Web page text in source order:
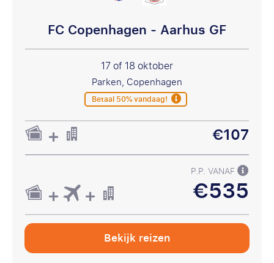
FC Copenhagen - Aarhus GF
17 of 18 oktober
Parken, Copenhagen
Betaal 50% vandaag!
€107
P.P. VANAF
€535
Bekijk reizen